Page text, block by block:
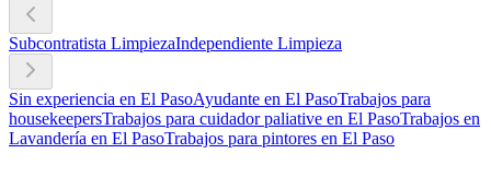
Subcontratista LimpiezaIndependiente Limpieza
Sin experiencia en El PasoAyudante en El PasoTrabajos para
housekeepersTrabajos para cuidador paliative en El PasoTrabajos en
Lavandería en El PasoTrabajos para pintores en El Paso